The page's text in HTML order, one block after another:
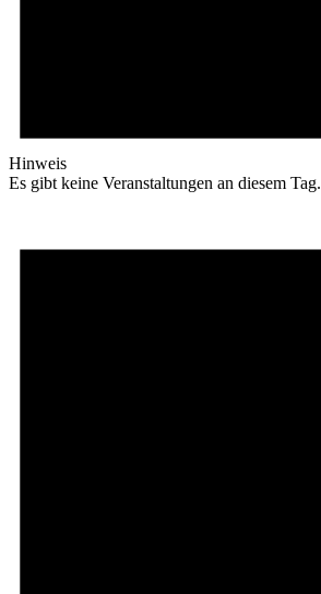
Hinweis
Es gibt keine Veranstaltungen an diesem Tag.